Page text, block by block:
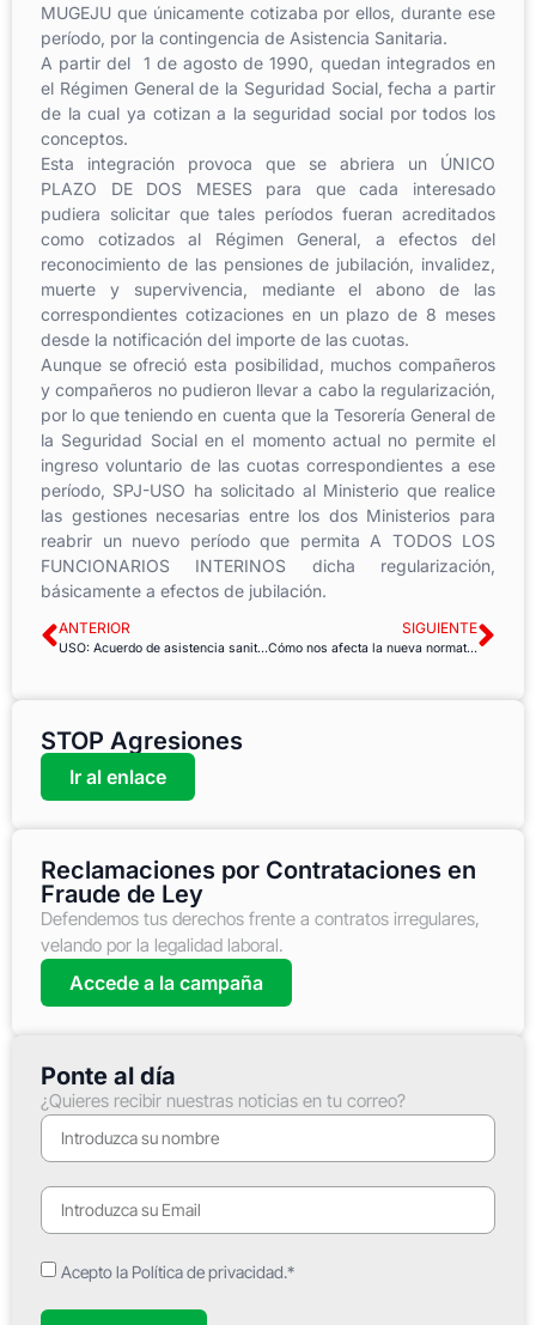
MUGEJU que únicamente cotizaba por ellos, durante ese
período, por la contingencia de Asistencia Sanitaria.
A partir del 1 de agosto de 1990, quedan integrados en
el Régimen General de la Seguridad Social, fecha a partir
de la cual ya cotizan a la seguridad social por todos los
conceptos.
Esta integración provoca que se abriera un ÚNICO
PLAZO DE DOS MESES para que cada interesado
pudiera solicitar que tales períodos fueran acreditados
como cotizados al Régimen General, a efectos del
reconocimiento de las pensiones de jubilación, invalidez,
muerte y supervivencia, mediante el abono de las
correspondientes cotizaciones en un plazo de 8 meses
desde la notificación del importe de las cuotas.
Aunque se ofreció esta posibilidad, muchos compañeros
y compañeros no pudieron llevar a cabo la regularización,
por lo que teniendo en cuenta que la Tesorería General de
la Seguridad Social en el momento actual no permite el
ingreso voluntario de las cuotas correspondientes a ese
período, SPJ-USO ha solicitado al Ministerio que realice
las gestiones necesarias entre los dos Ministerios para
reabrir un nuevo período que permita A TODOS LOS
FUNCIONARIOS INTERINOS dicha regularización,
básicamente a efectos de jubilación.
ANTERIOR
USO: Acuerdo de asistencia sanitaria con ASISA
SIGUIENTE
Cómo nos afecta la nueva normativa de bajas médicas
STOP Agresiones
Ir al enlace
Reclamaciones por Contrataciones en
Fraude de Ley
Defendemos tus derechos frente a contratos irregulares,
velando por la legalidad laboral.
Accede a la campaña
Ponte al día
¿Quieres recibir nuestras noticias en tu correo?
Acepto la Política de privacidad.*